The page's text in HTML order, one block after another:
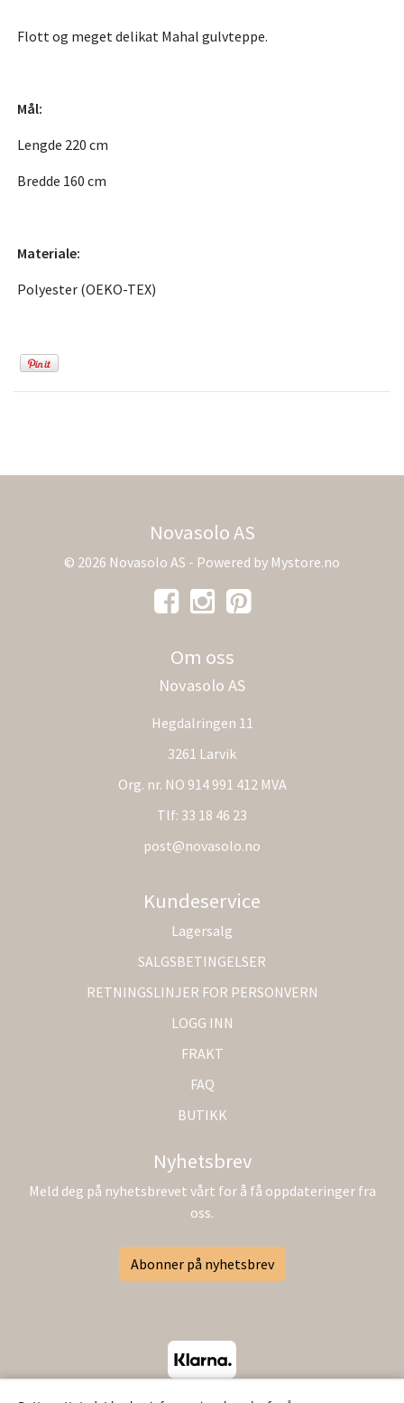
Flott og meget delikat Mahal gulvteppe.
Mål:
Lengde 220 cm
Bredde 160 cm
Materiale:
Polyester (OEKO-TEX)
Novasolo AS
© 2026 Novasolo AS - Powered by Mystore.no
Om oss
Novasolo AS
Hegdalringen 11
3261 Larvik
Org. nr. NO 914 991 412 MVA
Tlf: 33 18 46 23
post@novasolo.no
Kundeservice
Lagersalg
SALGSBETINGELSER
RETNINGSLINJER FOR PERSONVERN
LOGG INN
FRAKT
FAQ
BUTIKK
Nyhetsbrev
Meld deg på nyhetsbrevet vårt for å få oppdateringer fra
oss.
Abonner på nyhetsbrev